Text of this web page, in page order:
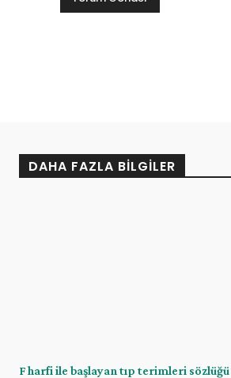
DAHA FAZLA BILGILER
F harfi ile başlayan tıp terimleri sözlüğü